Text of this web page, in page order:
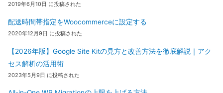
2019年6月10日 に投稿された
配送時間帯指定をWoocommerceに設定する
2020年12月9日 に投稿された
【2026年版】Google Site Kitの見方と改善方法を徹底解説｜アク
セス解析の活用術
2023年5月9日 に投稿された